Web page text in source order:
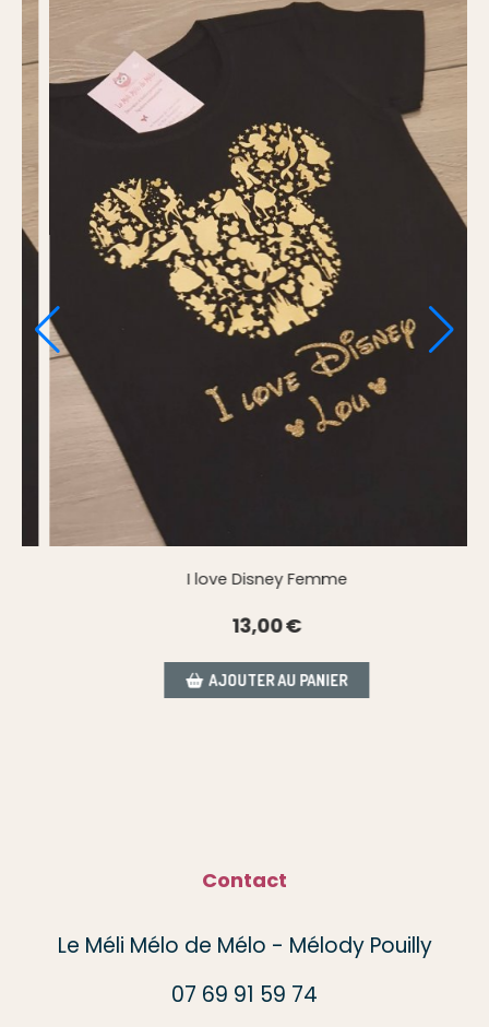
I love Disney Femme
13,00€
AJOUTER AU PANIER
Contact
Le Méli Mélo de Mélo - Mélody Pouilly
07 69 91 59 74